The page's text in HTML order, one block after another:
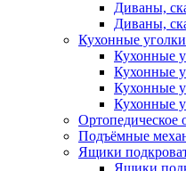
Диваны,
Диваны,
Кухонные уголки
Кухонные
Кухонные
Кухонные
Кухонные
Ортопедическое
Подъёмные
Ящики
Ящики